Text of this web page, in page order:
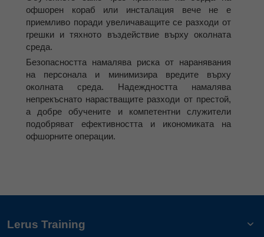
офшорен кораб или инсталация вече не е
приемливо поради увеличаващите се разходи от
грешки и тяхното въздействие върху околната
среда.
Безопасността намалява риска от наранявания
на персонала и минимизира вредите върху
околната среда. Надеждността намалява
непрекъснато нарастващите разходи от престой,
а добре обучените и компетентни служители
подобряват ефективността и икономиката на
офшорните операции.
Lerus Training